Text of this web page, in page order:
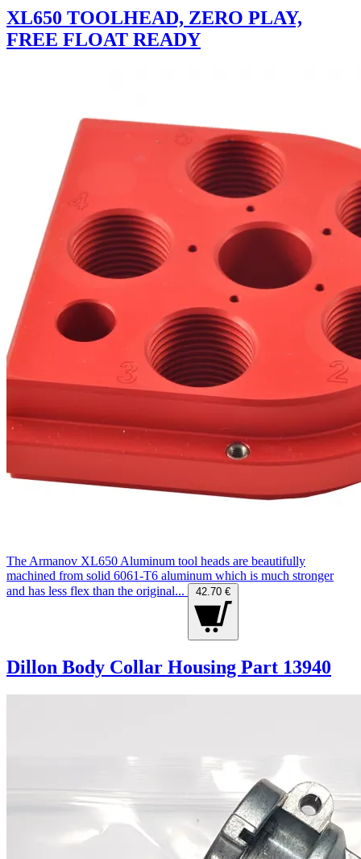
XL650 TOOLHEAD, ZERO PLAY,
FREE FLOAT READY
The Armanov XL650 Aluminum tool heads are beautifully
machined from solid 6061-T6 aluminum which is much stronger
and has less flex than the original...
42.70 €
Dillon Body Collar Housing Part 13940